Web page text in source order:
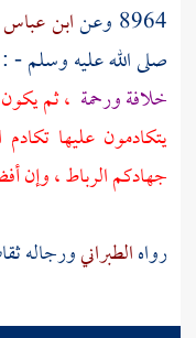
8964 وعن ابن عباس
صلى الله عليه وسلم
خلافة ورحمة ، ثم
يتكادمون عليها
جهادكم الرباط ، وإن
رواهالطبرانيورجاله